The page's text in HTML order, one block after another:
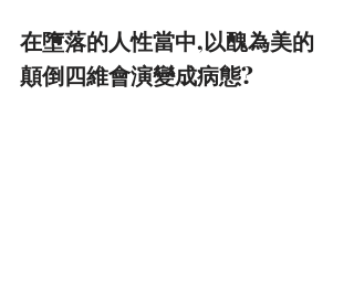
在墮落的人性當中,以醜為美的
顛倒四維會演變成病態?